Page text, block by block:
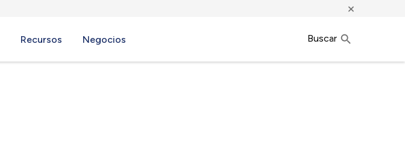
×
Recursos Negocios Buscar